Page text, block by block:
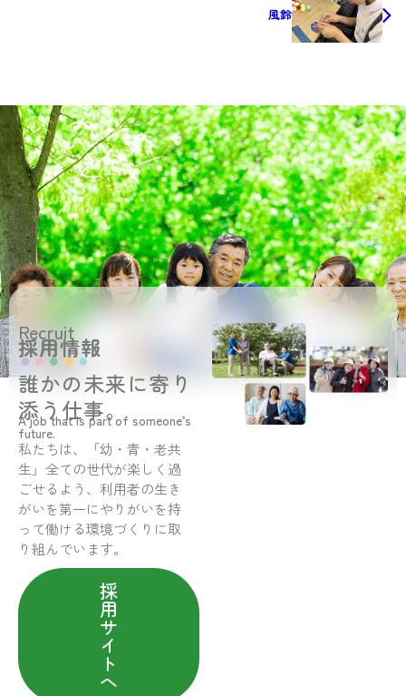
風鈴
Recruit
採用情報
誰かの未来に寄り
添う仕事。
A job that is part of someone’s
future.
私たちは、「幼・青・老共
生」全ての世代が楽しく過
ごせるよう、利用者の生き
がいを第一にやりがいを持
って働ける環境づくりに取
り組んでいます。
採
用
サ
イ
ト
へ